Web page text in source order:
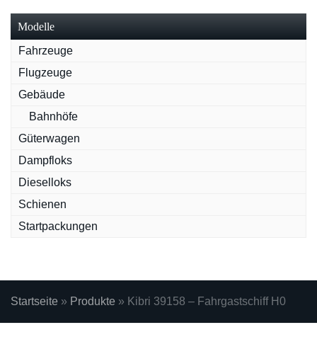
Modelle
Fahrzeuge
Flugzeuge
Gebäude
Bahnhöfe
Güterwagen
Dampfloks
Dieselloks
Schienen
Startpackungen
Startseite » Produkte » Kibri 39158 – Fahrgastschiff H0